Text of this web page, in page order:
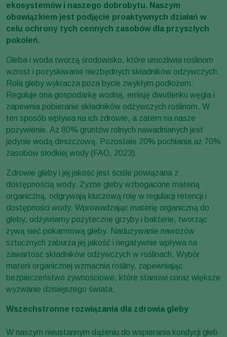
ekosystemów i naszego dobrobytu. Naszym
obowiązkiem jest podjęcie proaktywnych działań w
celu ochrony tych cennych zasobów dla przyszłych
pokoleń.
Gleba i woda tworzą środowisko, które umożliwia roślinom
wzrost i pozyskiwanie niezbędnych składników odżywczych.
Rola gleby wykracza poza bycie zwykłym podłożem.
Reguluje ona gospodarkę wodną, emisję dwutlenku węgla i
zapewnia pobieranie składników odżywczych roślinom. W
ten sposób wpływa na ich zdrowie, a zatem na nasze
pożywienie. Aż 80% gruntów rolnych nawadnianych jest
jedynie wodą deszczową. Pozostałe 20% pochłania aż 70%
zasobów słodkiej wody (FAO, 2023).
Zdrowie gleby i jej jakość jest ściśle powiązana z
dostępnością wody. Żyzne gleby wzbogacone materią
organiczną, odgrywają kluczową rolę w regulacji retencji i
dostępności wody. Wprowadzając materię organiczną do
gleby, odżywiamy pożyteczne grzyby i bakterie, tworząc
żywą sieć pokarmową gleby. Nadużywanie nawozów
sztucznych zaburza jej jakość i negatywnie wpływa na
zawartość składników odżywczych w roślinach. Wybór
materii organicznej wzmacnia rośliny, zapewniając
bezpieczeństwo żywnościowe, które stanowi coraz większe
wyzwanie dzisiejszego świata.
Wszechstronne rozwiązania dla zdrowia gleby
W naszym nieustannym dążeniu do wspierania kondycji gleb